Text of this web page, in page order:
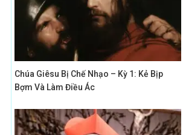
Chúa Giêsu Bị Chế Nhạo – Kỳ 1: Kẻ Bịp
Bợm Và Làm Điều Ác